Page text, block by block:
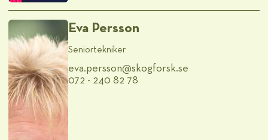
Eva Persson
Seniortekniker
eva.persson@​skogforsk.se
072 - 240 82 78